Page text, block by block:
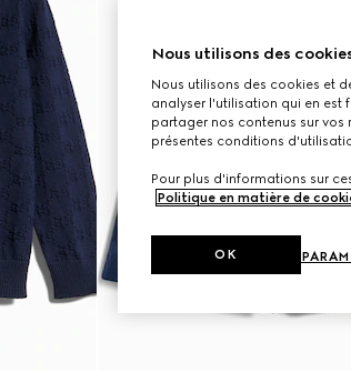
Nous utilisons des
Nous utilisons des cookies et
analyser l'utilisation qui en est
partager nos contenus sur vos
présentes conditions
Pour plus d'informations sur
Politique en matière de
OK